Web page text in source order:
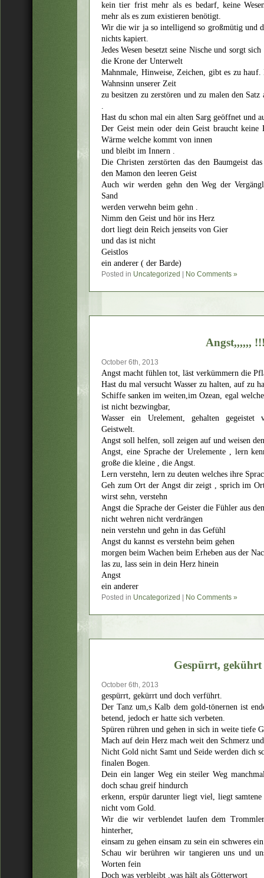
kein tier frist mehr als es bedarf, keine
mehr als es zum existieren benötigt.
Wir die wir ja so intelligend so großmütig und
nichts kapiert.
Jedes Wesen besetzt seine Nische und sorgt
die Krone der Unterwelt
Mahnmale, Hinweise, Zeichen, gibt es zu
Wahnsinn unserer Zeit
zu besitzen zu zerstören und zu malen den
.
Hast du schon mal ein alten Sarg geöffnet und
Der Geist mein oder dein Geist braucht keine
Wärme welche kommt von innen
und bleibt im Innern .
Die Christen zerstörten das den Baumgeist
den Mamon den leeren Geist
Auch wir werden gehn den Weg der
Sand
werden verwehn beim gehn .
Nimm den Geist und hör ins Herz
dort liegt dein Reich jenseits von Gier
und das ist nicht
Geistlos
ein anderer ( der Barde)
Posted in Uncategorized No Comments »
Angst,,,,,,
October 6th, 2013
Angst macht fühlen tot, läst verkümmern die
Hast du mal versucht Wasser zu halten, auf zu
Schiffe sanken im weiten,im Ozean, egal
ist nicht bezwingbar,
Wasser ein Urelement, gehalten gegeistet
Geistwelt.
Angst soll helfen, soll zeigen auf und weisen
Angst, eine Sprache der Urelemente , lern
große die kleine , die Angst.
Lern verstehn, lern zu deuten welches ihre
Geh zum Ort der Angst dir zeigt , sprich im
wirst sehn, verstehn
Angst die Sprache der Geister die Fühler aus
nicht wehren nicht verdrängen
nein verstehn und gehn in das Gefühl
Angst du kannst es verstehn beim gehen
morgen beim Wachen beim Erheben aus der
las zu, lass sein in dein Herz hinein
Angst
ein anderer
Posted in Uncategorized | No Comments »
Gespürrt,
October 6th, 2013
gespürrt, gekürrt und doch verführt.
Der Tanz um,s Kalb dem gold-tönernen ist
betend, jedoch er hatte sich verbeten.
Spüren rühren und gehen in sich in weite tiefe
Mach auf dein Herz mach weit den Schmerz
Nicht Gold nicht Samt und Seide werden dich
finalen Bogen.
Dein ein langer Weg ein steiler Weg
doch schau greif hindurch
erkenn, erspür darunter liegt viel, liegt
nicht vom Gold.
Wir die wir verblendet laufen dem
hinterher,
einsam zu gehen einsam zu sein ein schweres
Schau wir berühren wir tangieren uns und
Worten fein
Doch was verbleibt ,was hält als Götterwort